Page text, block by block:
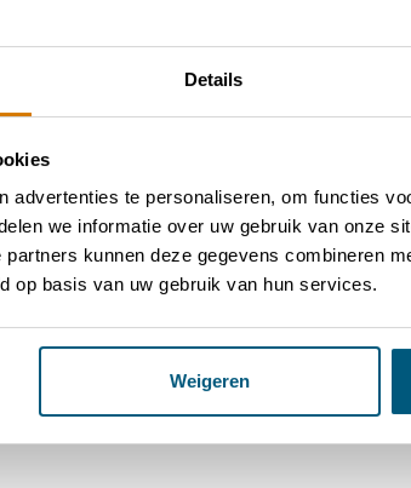
Details
advertenties te personaliseren, om functies
we informatie over uw gebruik van onze
kunnen deze gegevens combineren
op basis van uw gebruik van hun services.
Weigeren